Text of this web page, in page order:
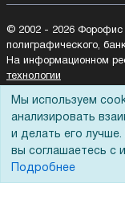
© 2002 - 2026 Форофис
полиграфического,
На информационном
технологии
соответствует
Политика обработки
Согласие на
Мы используем
анализировать
и делать его
вы соглашаетесь с
Подробнее